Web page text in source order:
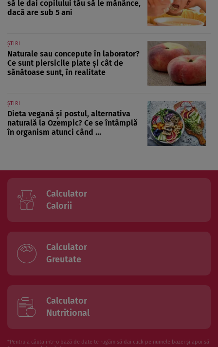
să le dai copilului tău să le mănânce,
dacă are sub 5 ani
ȘTIRI
Naturale sau concepute în laborator?
Ce sunt piersicile plate și cât de
sănătoase sunt, în realitate
ȘTIRI
Dieta vegană și postul, alternativa
naturală la Ozempic? Ce se întâmplă
în organism atunci când ...
Calculator
Calorii
Calculator
Greutate
Calculator
Nutritional
*Pentru a căuta intr-o bază de date te rugăm să dai click pe numele bazei și apoi să